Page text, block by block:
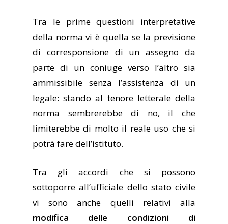
Tra le prime questioni interpretative
della norma vi è quella se la previsione
di corresponsione di un assegno da
parte di un coniuge verso l’altro sia
ammissibile senza l’assistenza di un
legale: stando al tenore letterale della
norma sembrerebbe di no, il che
limiterebbe di molto il reale uso che si
potrà fare dell’istituto.
Tra gli accordi che si possono
sottoporre all’ufficiale dello stato civile
vi sono anche quelli relativi alla
modifica delle condizioni di